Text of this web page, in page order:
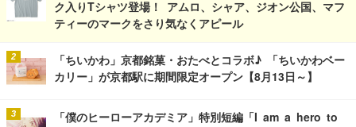
ク入りTシャツ登場！ アムロ、シャア、ジオン公国、マフ
ティーのマークをさり気なくアピール
「ちいかわ」京都銘菓・おたべとコラボ♪ 「ちいかわベー
カリー」が京都駅に期間限定オープン【8月13日～】
「僕のヒーローアカデミア」特別短編「I am a hero to